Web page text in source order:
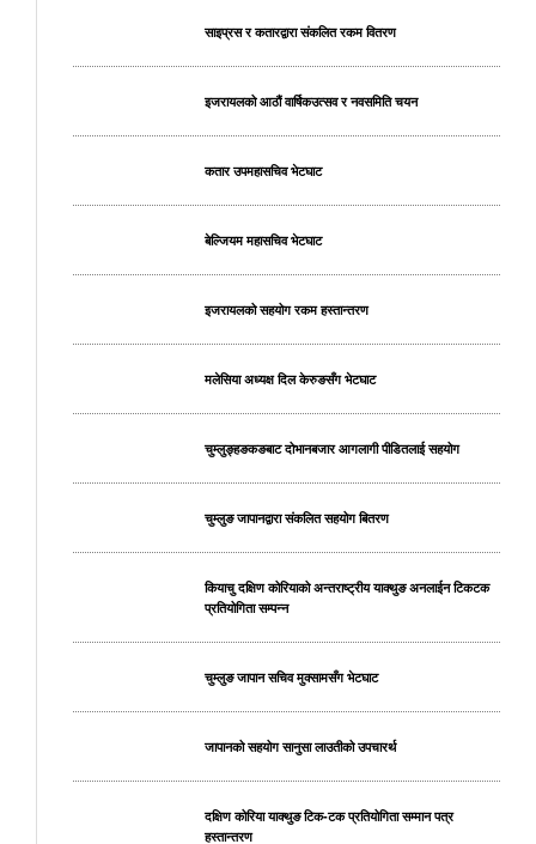
साइप्रस र कतारद्वारा संकलित रकम वितरण
इजरायलको आठौं वार्षिकउत्सव र नवसमिति चयन
कतार उपमहासचिव भेटघाट
बेल्जियम महासचिव भेटघाट
इजरायलको सहयोग रकम हस्तान्तरण
मलेसिया अध्यक्ष दिल केरुङसँग भेटघाट
चुम्लुङ्हङकङबाट दोभानबजार आगलागी पीडितलाई सहयोग
चुम्लुङ जापानद्वारा संकलित सहयोग बितरण
कियाचु दक्षिण कोरियाको अन्तराष्ट्रीय याक्थुङ अनलाईन टिकटक
प्रतियोगिता सम्पन्न
चुम्लुङ जापान सचिव मुक्सामसँग भेटघाट
जापानको सहयोग सानुसा लाउतीको उपचारर्थ
दक्षिण कोरिया याक्थुङ टिक-टक प्रतियोगिता सम्मान पत्र
हस्तान्तरण